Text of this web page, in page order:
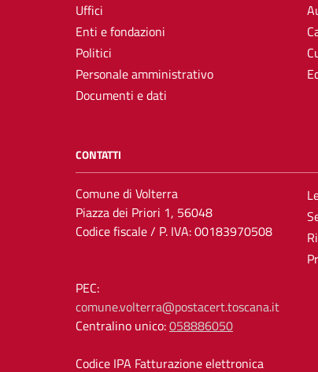
Uffici
Enti e fondazioni
Politici
Personale amministrativo
Documenti e dati
CONTATTI
Comune di Volterra
Piazza dei Priori 1, 56048
Codice fiscale / P. IVA: 00183970508
PEC:
comune.volterra@postacert.toscana.it
Centralino unico:058886050
Codice IPA Fatturazione elettronica